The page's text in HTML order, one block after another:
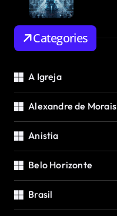
Categories
A Igreja
Alexandre de Morais
Anistia
Belo Horizonte
Brasil